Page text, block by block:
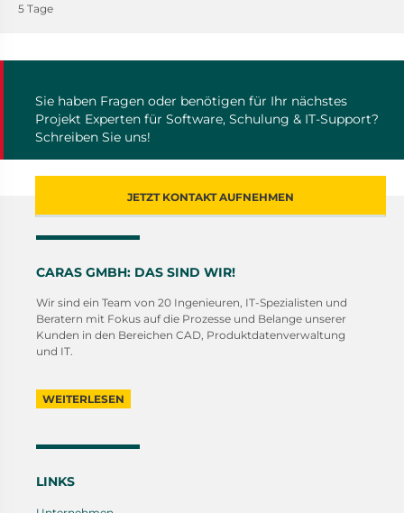
5 Tage
Sie haben Fragen oder benötigen für Ihr nächstes
Projekt Experten für Software, Schulung & IT-Support?
Schreiben Sie uns!
JETZT KONTAKT AUFNEHMEN
CARAS GMBH: DAS SIND WIR!
Wir sind ein Team von 20 Ingenieuren, IT-Spezialisten und
Beratern mit Fokus auf die Prozesse und Belange unserer
Kunden in den Bereichen CAD, Produktdatenverwaltung
und IT.
WEITERLESEN
LINKS